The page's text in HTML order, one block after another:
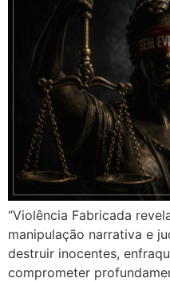
“Violência Fabricada
manipulação narrativa e
destruir inocentes,
comprometer